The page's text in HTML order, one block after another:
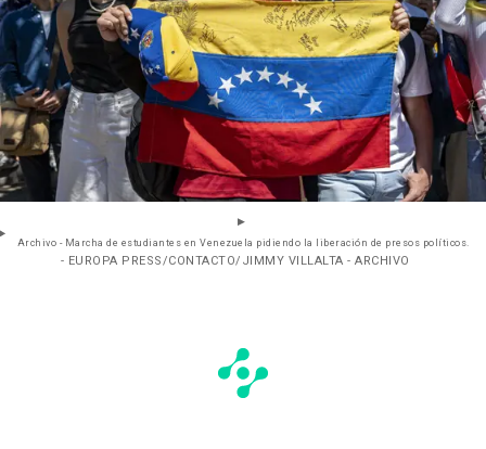
Archivo - Marcha de estudiantes en Venezuela pidiendo la liberación de presos políticos.
- EUROPA PRESS/CONTACTO/JIMMY VILLALTA - ARCHIVO